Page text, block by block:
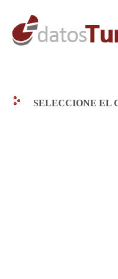
SELECCIONE EL